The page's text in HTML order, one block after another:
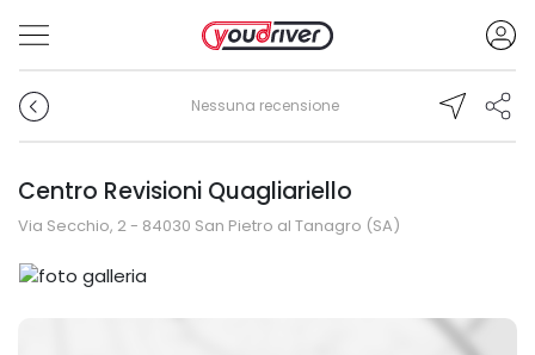
Nessuna recensione
Centro Revisioni Quagliariello
Via Secchio, 2 - 84030 San Pietro al Tanagro (SA)